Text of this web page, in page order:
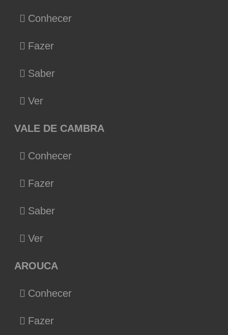
Conhecer
Fazer
Saber
Ver
VALE DE CAMBRA
Conhecer
Fazer
Saber
Ver
AROUCA
Conhecer
Fazer